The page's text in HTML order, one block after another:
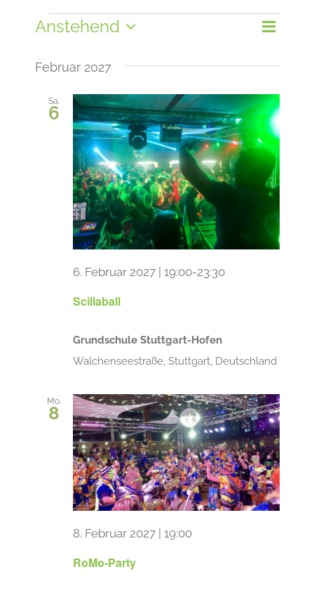
Veranstaltungen Liste
Anstehend
wählen.
Februar 2027
Sa.
6
Scillaball
6. Februar 2027 | 19:00-23:30
Grundschule Stuttgart-Hofen
Walchenseestraße, Stuttgart, Deutschland
Mo.
8
RoMo-Party
8. Februar 2027 | 19:00